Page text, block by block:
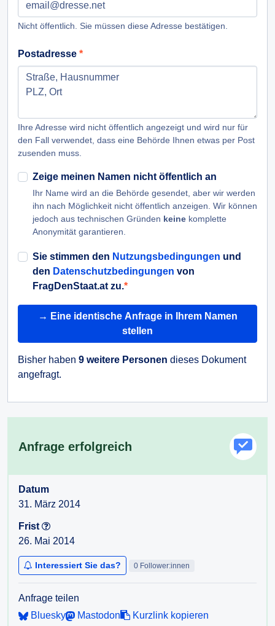
Nicht öffentlich. Sie müssen diese Adresse bestätigen.
Postadresse
Ihre Adresse wird nicht öffentlich angezeigt und wird nur für
den Fall verwendet, dass eine Behörde Ihnen etwas per Post
zusenden muss.
Zeige meinen Namen nicht öffentlich an
Ihr Name wird an die Behörde gesendet, aber wir werden
ihn nach Möglichkeit nicht öffentlich anzeigen. Wir können
jedoch aus technischen Gründen keine komplette
Anonymität garantieren.
Sie stimmen den Nutzungsbedingungen und
den Datenschutzbedingungen von
FragDenStaat.at zu.
→ Eine identische Anfrage in Ihrem Namen
stellen
Bisher haben 9 weitere Personen dieses Dokument
angefragt.
Anfrage erfolgreich
Datum
31. März 2014
Frist
26. Mai 2014
Interessiert Sie das? 0 Follower:innen
Anfrage teilen
Bluesky
Mastodon Kurzlink kopieren